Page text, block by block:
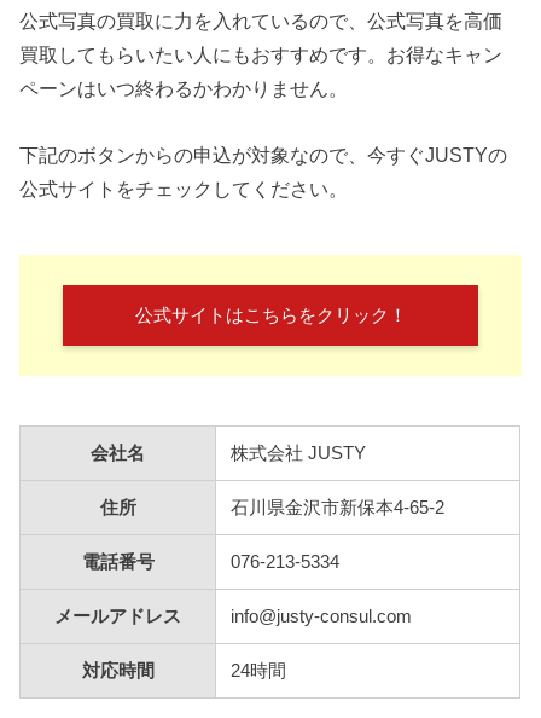
公式写真の買取に力を入れているので、公式写真を高価
買取してもらいたい人にもおすすめです。お得なキャン
ペーンはいつ終わるかわかりません。
下記のボタンからの申込が対象なので、今すぐJUSTYの
公式サイトをチェックしてください。
公式サイトはこちらをクリック！
会社名 株式会社 JUSTY
住所 石川県金沢市新保本4-65-2
電話番号 076-213-5334
メールアドレス info@justy-consul.com
対応時間 24時間